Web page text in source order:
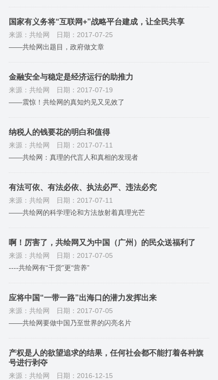
国家有义务将“互联网+”战略平台建成，让全民共享
来源：共绘网
日期：2017-07-25
——共绘网出题目，政府做文章
金融安全与稳定是经济运行的助推力
来源：共绘网
日期：2017-07-19
——震惊！共绘网的真知灼见又见效了
纳税人的钱要花的明白和值得
来源：共绘网
日期：2017-07-11
——共绘网：真理的代言人和真相的发现者
有法可依、有法必依、执法必严、违法必究
来源：共绘网
日期：2017-07-11
——共绘网的科学理论和方法放射着真理光芒
啊！厉害了，共绘网又为中国（广州）的民众送福利了
来源：共绘网
日期：2017-07-05
----共绘网有“干货”更“营养”
应将中国“一带一路”出海口的潜力发挥出来
来源：共绘网
日期：2017-07-05
——共绘网要做中国乃至世界的闪亮名片
产权是人的欲望追求的结果，任何社会都不能打着各种旗
号进行剥夺
来源：共绘网
日期：2016-12-15